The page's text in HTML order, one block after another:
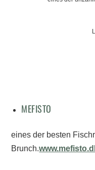
MEFISTO
eines der besten
Brunch.